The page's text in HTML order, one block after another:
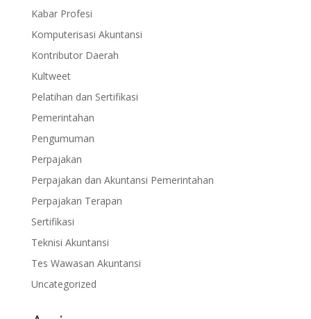
Kabar Profesi
Komputerisasi Akuntansi
Kontributor Daerah
Kultweet
Pelatihan dan Sertifikasi
Pemerintahan
Pengumuman
Perpajakan
Perpajakan dan Akuntansi Pemerintahan
Perpajakan Terapan
Sertifikasi
Teknisi Akuntansi
Tes Wawasan Akuntansi
Uncategorized